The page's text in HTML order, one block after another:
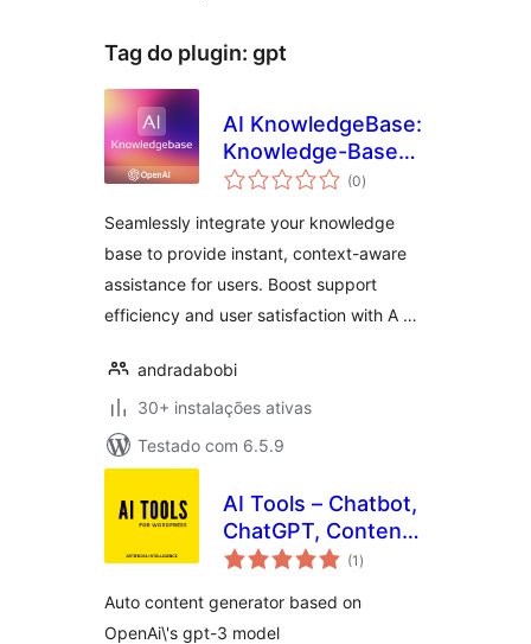
Tag do plugin: gpt
AI KnowledgeBase:
Knowledge-Based
AI Assistant |
(0avaliações
totais
)
Seamlessly integrate your knowledge
base to provide instant, context-aware
assistance for users. Boost support
efficiency and user satisfaction with A …
andradabobi
30+ instalações ativas
Testado com 6.5.9
AI Tools – Chatbot,
ChatGPT, Content
Generator, Image
Intelligence GPT
(1 avaliações
totais
)
Auto content generator based on
OpenAi\'s gpt-3 model